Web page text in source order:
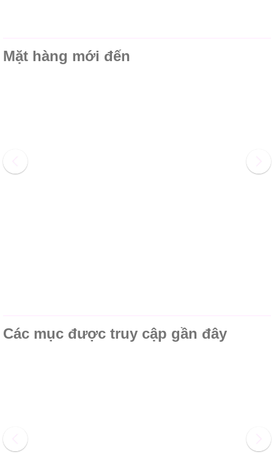
Mặt hàng mới đến
Các mục được truy cập gần đây